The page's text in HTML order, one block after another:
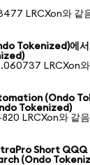
LRCXon와 같
Tokenized)에
LRCXon
(Ondo
Tokenized)
LRCXon와 같음
Short QQQ
(Ondo